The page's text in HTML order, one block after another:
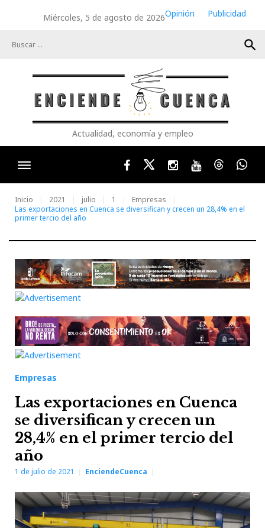
Miércoles, 5 de agosto de 2026Opinión
Publicidad
search
Actualidad, economía y empleo
FacebookTwitterInstagram
YoutubeThreads
Inicio 2021 julio 1
Empresas
Las exportaciones en Cuenca se diversifican y crecen un 28,4% en el
primer tercio del año
Empresas
Las exportaciones en Cuenca
se diversifican y crecen un
28,4% en el primer tercio del
año
1 de julio de 2021 EnciendeCuenca